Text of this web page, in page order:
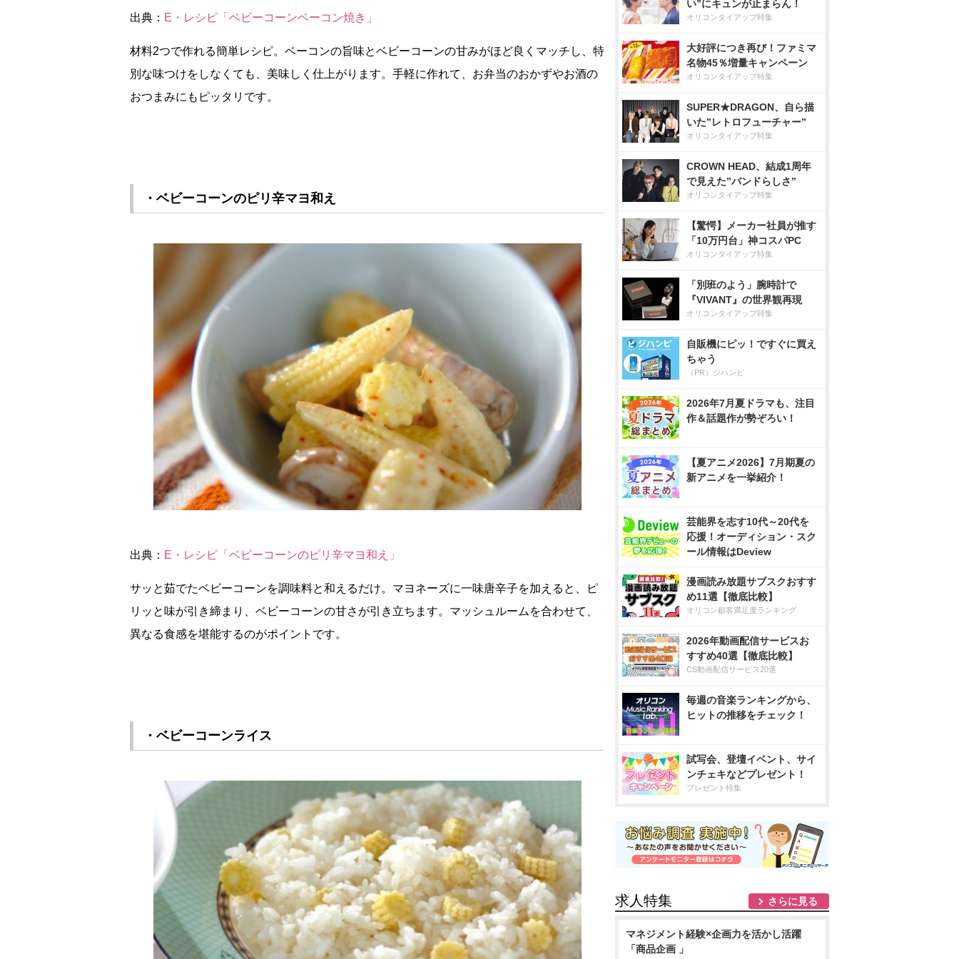
出典： E・レシピ「ベビーコーンベーコン焼き」
材料2つで作れる簡単レシピ。ベーコンの旨味とベビーコーンの甘みがほど良くマッチし、特
別な味つけをしなくても、美味しく仕上がります。手軽に作れて、お弁当のおかずやお酒の
おつまみにもピッタリです。
・ベビーコーンのピリ辛マヨ和え
出典： E・レシピ「ベビーコーンのピリ辛マヨ和え」
サッと茹でたベビーコーンを調味料と和えるだけ。マヨネーズに一味唐辛子を加えると、ピ
リッと味が引き締まり、ベビーコーンの甘さが引き立ちます。マッシュルームを合わせて、
異なる食感を堪能するのがポイントです。
・ベビーコーンライス
い”にキュンが止まらん！
オリコンタイアップ特集
大好評につき再び！ファミマ
名物45％増量キャンペーン
オリコンタイアップ特集
SUPER★DRAGON、自ら描
いた”レトロフューチャー”
オリコンタイアップ特集
CROWN HEAD、結成1周年
で見えた”バンドらしさ”
オリコンタイアップ特集
【驚愕】メーカー社員が推す
「10万円台」神コスパPC
オリコンタイアップ特集
「別班のよう」腕時計で
『VIVANT』の世界観再現
オリコンタイアップ特集
自販機にピッ！ですぐに買え
ちゃう
（PR）ジハンピ
2026年7月夏ドラマも、注目
作＆話題作が勢ぞろい！
【夏アニメ2026】7月期夏の
新アニメを一挙紹介！
芸能界を志す10代～20代を
応援！オーディション・スク
ール情報はDeview
漫画読み放題サブスクおすす
め11選【徹底比較】
オリコン顧客満足度ランキング
2026年動画配信サービスお
すすめ40選【徹底比較】
CS動画配信サービス20選
毎週の音楽ランキングから、
ヒットの推移をチェック！
試写会、登壇イベント、サイ
ンチェキなどプレゼント！
プレゼント特集
求人特集 さらに見る
マネジメント経験×企画力を活かし活躍
「商品企画 」